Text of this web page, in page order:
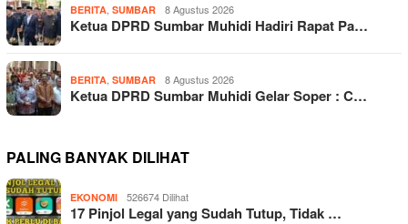
BERITA SUMBAR 8 Agustus 2026
Ketua DPRD Sumbar Muhidi Hadiri Rapat Pa…
BERITA SUMBAR 8 Agustus 2026
Ketua DPRD Sumbar Muhidi Gelar Soper : C…
PALING BANYAK DILIHAT
EKONOMI 526674 Dilihat
17 Pinjol Legal yang Sudah Tutup, Tidak …